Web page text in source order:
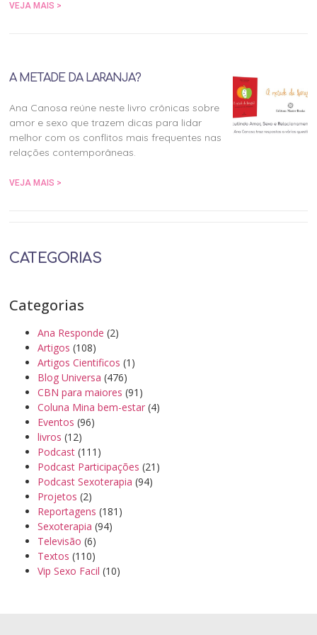
VEJA MAIS >
A METADE DA LARANJA?
Ana Canosa reúne neste livro crônicas sobre
amor e sexo que trazem dicas para lidar
melhor com os conflitos mais frequentes nas
relações contemporâneas.
VEJA MAIS >
CATEGORIAS
Categorias
Ana Responde (2)
Artigos (108)
Artigos Cientificos (1)
Blog Universa (476)
CBN para maiores (91)
Coluna Mina bem-estar (4)
Eventos (96)
livros (12)
Podcast (111)
Podcast Participações (21)
Podcast Sexoterapia (94)
Projetos (2)
Reportagens (181)
Sexoterapia (94)
Televisão (6)
Textos (110)
Vip Sexo Facil (10)